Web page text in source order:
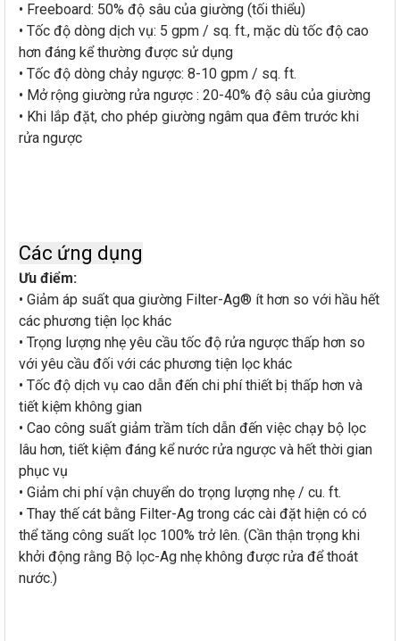
• Freeboard: 50% độ sâu của giường (tối thiểu)
• Tốc độ dòng dịch vụ: 5 gpm / sq. ft., mặc dù tốc độ cao
hơn đáng kể thường được sử dụng
• Tốc độ dòng chảy ngược: 8-10 gpm / sq. ft.
• Mở rộng giường rửa ngược : 20-40% độ sâu của giường
• Khi lắp đặt, cho phép giường ngâm qua đêm trước khi
rửa ngược
Các ứng dụng
Ưu điểm:
• Giảm áp suất qua giường Filter-Ag® ít hơn so với hầu hết
các phương tiện lọc khác
• Trọng lượng nhẹ yêu cầu tốc độ rửa ngược thấp hơn so
với yêu cầu đối với các phương tiện lọc khác
• Tốc độ dịch vụ cao dẫn đến chi phí thiết bị thấp hơn và
tiết kiệm không gian
• Cao công suất giảm trầm tích dẫn đến việc chạy bộ lọc
lâu hơn, tiết kiệm đáng kể nước rửa ngược và hết thời gian
phục vụ
• Giảm chi phí vận chuyển do trọng lượng nhẹ / cu. ft.
• Thay thế cát bằng Filter-Ag trong các cài đặt hiện có có
thể tăng công suất lọc 100% trở lên. (Cần thận trọng khi
khởi động rằng Bộ lọc-Ag nhẹ không được rửa để thoát
nước.)